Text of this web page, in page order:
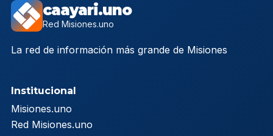
caayari.uno
Red Misiones.uno
La red de información más grande de Misiones
Institucional
Misiones.uno
Red Misiones.uno